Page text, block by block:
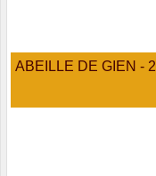
ABEILLE DE GIEN - 2